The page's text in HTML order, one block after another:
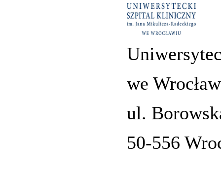
we
ul.
50-556